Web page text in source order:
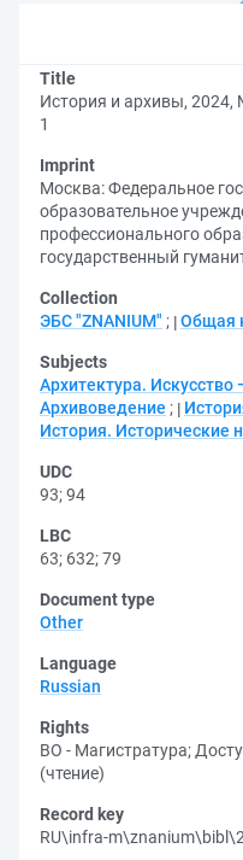
Title
История и архивы,
1
Imprint
Москва: Федеральное
образовательное
профессионального
государственный
Collection
ЭБС "ZNANIUM" ; Общая
Subjects
Архитектура.
Архивоведение ;
История. Исторические
UDC
93;94
LBC
63; 632;79
Document type
Other
Language
Russian
Rights
ВО - Магистратура;
(чтение)
Record key
RU\infra-